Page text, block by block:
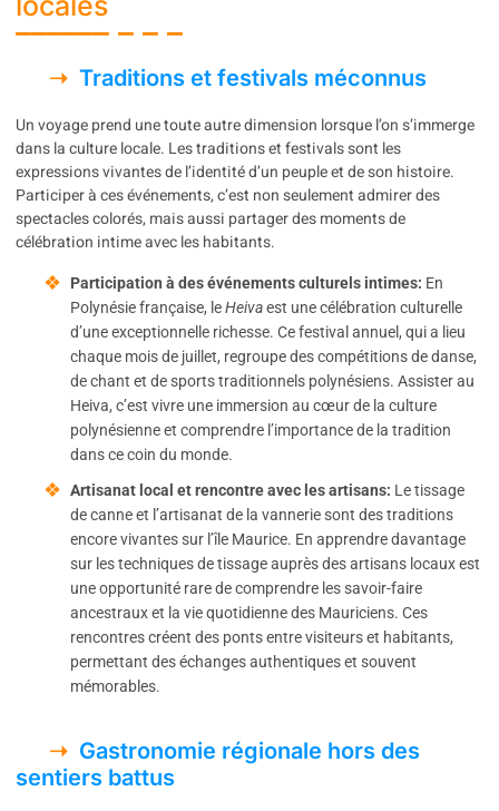
Traditions et festivals méconnus
Un voyage prend une toute autre dimension lorsque l’on s’immerge
dans la culture locale. Les traditions et festivals sont les
expressions vivantes de l’identité d’un peuple et de son histoire.
Participer à ces événements, c’est non seulement admirer des
spectacles colorés, mais aussi partager des moments de
célébration intime avec les habitants.
Participation à des événements culturels intimes: En
Polynésie française, leHeivaest une célébration culturelle
d’une exceptionnelle richesse. Ce festival annuel, qui a lieu
chaque mois de juillet, regroupe des compétitions de danse,
de chant et de sports traditionnels polynésiens. Assister au
Heiva, c’est vivre une immersion au cœur de la culture
polynésienne et comprendre l’importance de la tradition
dans ce coin du monde.
Artisanat local et rencontre avec les artisans: Le tissage
de canne et l’artisanat de la vannerie sont des traditions
encore vivantes sur l’île Maurice. En apprendre davantage
sur les techniques de tissage auprès des artisans locaux est
une opportunité rare de comprendre les savoir-faire
ancestraux et la vie quotidienne des Mauriciens. Ces
rencontres créent des ponts entre visiteurs et habitants,
permettant des échanges authentiques et souvent
mémorables.
Gastronomie régionale hors des
sentiers battus